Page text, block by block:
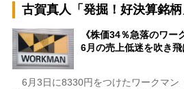
古賀真人「発掘！好決算銘柄
《株価34％急落のワー
6月の売上低迷を吹き
6月3日に8330円をつけたワークマン